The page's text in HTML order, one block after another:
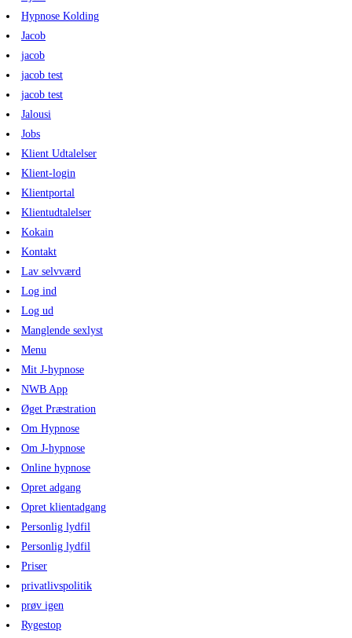
Hypnose Kolding
Jacob
jacob
jacob test
jacob test
Jalousi
Jobs
Klient Udtalelser
Klient-login
Klientportal
Klientudtalelser
Kokain
Kontakt
Lav selvværd
Log ind
Log ud
Manglende sexlyst
Menu
Mit J-hypnose
NWB App
Øget Præstration
Om Hypnose
Om J-hypnose
Online hypnose
Opret adgang
Opret klientadgang
Personlig lydfil
Personlig lydfil
Priser
privatlivspolitik
prøv igen
Rygestop